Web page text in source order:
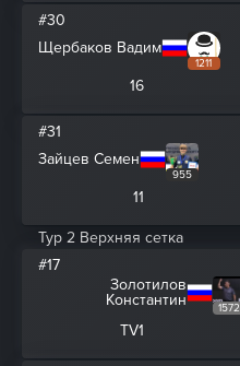
#30
Щербаков Вадим
1211
16
#31
Зайцев Семен
955
11
Тур 2 Верхняя сетка
#17
Золотилов
Константин
1572
TV1